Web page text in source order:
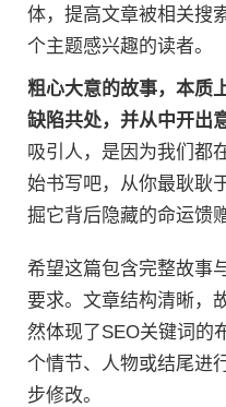
体，提高文章被相关搜
个主题感兴趣的读者。
粗心大意的故事，本质
缺陷共处，并从中开出
吸引人，是因为我们都
始书写吧，从你最耿耿
掘它背后隐藏的命运馈赠
希望这篇包含完整故事
要求。文章结构清晰，
然体现了SEO关键词的
个情节、人物或结尾进
步修改。